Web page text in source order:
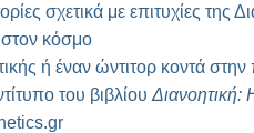
σχετικά με επιτυχίες της
στον κόσμο
ή έναν ώντιτορ κοντά
του βιβλίου Διανοητική: